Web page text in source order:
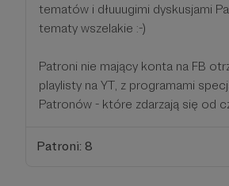
tematów i dłuuugimi dyskusjami
tematy wszelakie :-)
Patroni nie mający konta na FB
playlisty na YT, z programami
Patronów - które zdarzają się od
Patroni: 8